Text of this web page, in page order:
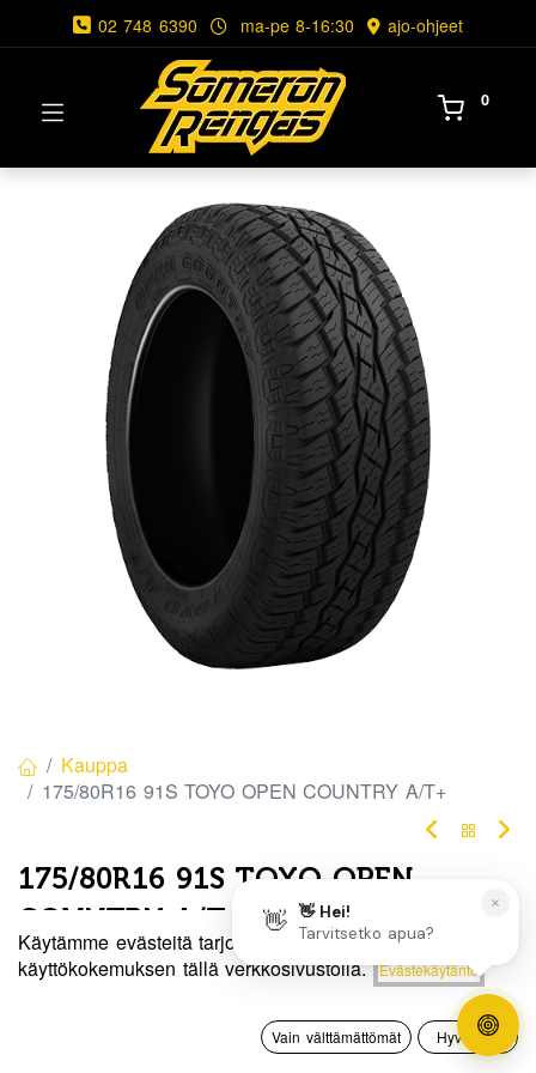
Hinta:
Lisää ostoskoriin
0
Toivelista Tili
02 748 6390 ma-pe 8-16:30 ajo-ohjeet
0
Kauppa
175/80R16 91S TOYO OPEN COUNTRY A/T+
175/80R16 91S TOYO OPEN
COUNTRY A/T+
EAN:4981910795308 Tuotekoodi:330755
Käytämme evästeitä tarjotaksemme sinulle paremman
käyttökokemuksen tällä verkkosivustolla.
Evästekäytäntö
Vain välttämättömät Hyväksyn